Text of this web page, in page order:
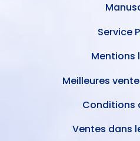
Service
Mentions
Meilleures
Conditions
Ventes dans